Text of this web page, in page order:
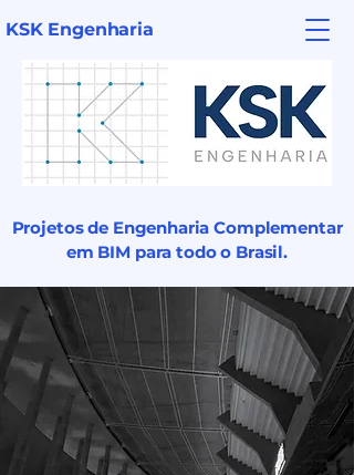
KSK Engenharia
Projetos de Engenharia Complementar
em BIM para todo o Brasil.